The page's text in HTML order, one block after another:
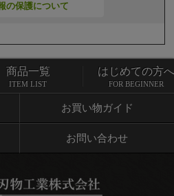
の保護について
商品一覧
お買い物ガイド
お問い合わせ
商品一覧
ITEM LIST
はじめての方へ
FOR BEGINNER